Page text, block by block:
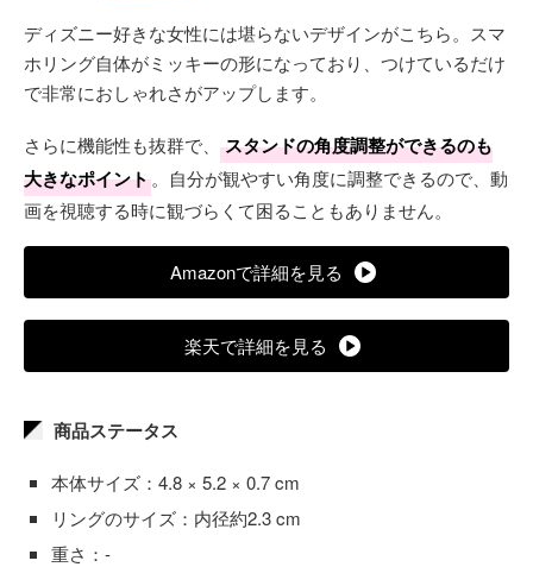
ディズニー好きな女性には堪らないデザインがこちら。スマ
ホリング自体がミッキーの形になっており、つけているだけ
で非常におしゃれさがアップします。
さらに機能性も抜群で、
スタンドの角度調整ができるのも
大きなポイント。自分が観やすい角度に調整できるので、動
画を視聴する時に観づらくて困ることもありません。
Amazonで詳細を見る
楽天で詳細を見る
商品ステータス
本体サイズ：4.8 × 5.2 × 0.7 cm
リングのサイズ：内径約2.3 cm
重さ：-